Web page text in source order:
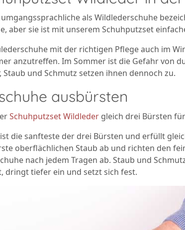
als Wildlederschuhe
aber sie ist mit unserem Schuhputzset
mit der richtigen Pflege auch im
anzutreffen. Im Sommer ist die Gefahr von
und Schmutz setzen ihnen dennoch zu.
ausbürsten
Schuhputzset Wildleder gleich drei Bürsten
die sanfteste der drei Bürsten und erfüllt
oberflächlichen Staub ab und richten den
nach jedem Tragen ab. Staub und
dringt tiefer ein und setzt sich fest.